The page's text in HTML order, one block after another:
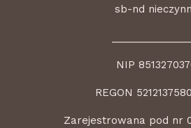
sb-nd
NIP
REGON
Zarejestrowana pod nr